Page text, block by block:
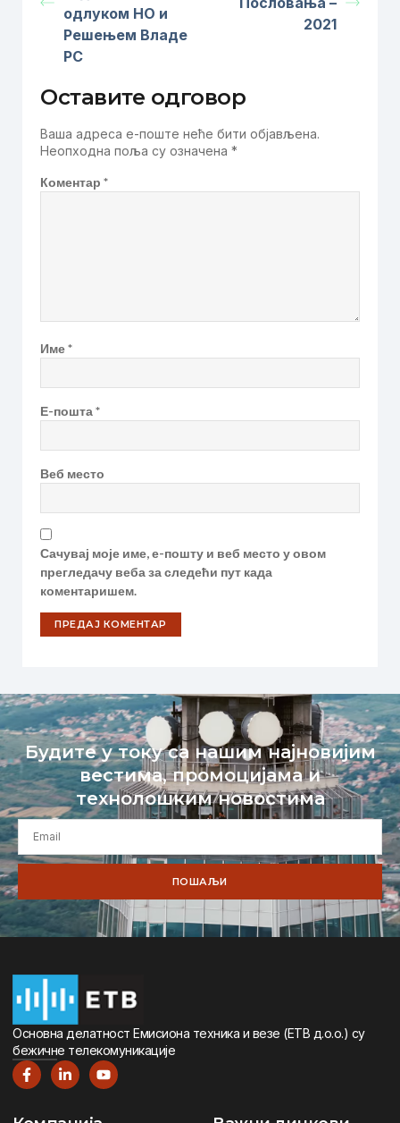
одлуком НО и
Решењем Владе
РС
2021
Оставите одговор
Ваша адреса е-поште неће бити објављена.
Неопходна поља су означена *
Коментар *
Име*
Е-пошта*
Веб место
Сачувај моје име, е-пошту и веб место у овом
прегледачу веба за следећи пут када
коментаришем.
Будите у току са нашим најновијим
вестима, промоцијама и
технолошким новостима
ПОШАЉИ
Oсновна дeлатност Eмисиона тeхника и вeзe (ETВ д.о.о.) су
бeжичнe тeлeкомуникацијe